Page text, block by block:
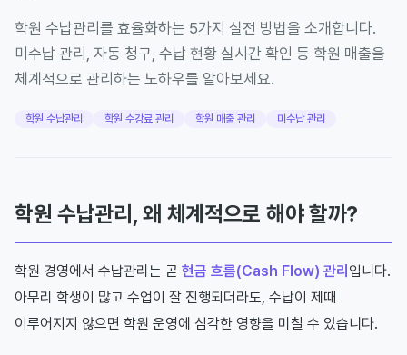
학원 수납관리를 효율화하는 5가지 실전 방법을 소개합니다.
미수납 관리, 자동 청구, 수납 현황 실시간 확인 등 학원 매출을
체계적으로 관리하는 노하우를 알아보세요.
학원 수납관리 학원 수강료 관리 학원 매출 관리 미수납 관리
학원 수납관리, 왜 체계적으로 해야 할까?
학원 경영에서 수납관리는 곧 현금 흐름(Cash Flow) 관리 입니다.
아무리 학생이 많고 수업이 잘 진행되더라도, 수납이 제때
이루어지지 않으면 학원 운영에 심각한 영향을 미칠 수 있습니다.